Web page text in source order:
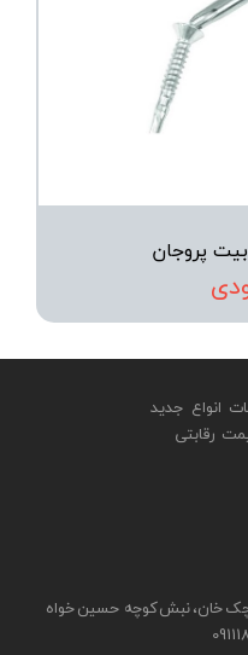
پروجان
خان، نبش کوچه حسین خواه
انواع جدید
رقابتی